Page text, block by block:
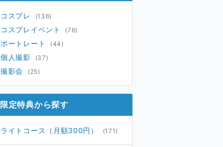
コスプレ (136)
コスプレイベント (76)
ポートレート (44)
個人撮影 (37)
撮影会 (25)
限定特典から探す
ライトコース（月額300円） (171)